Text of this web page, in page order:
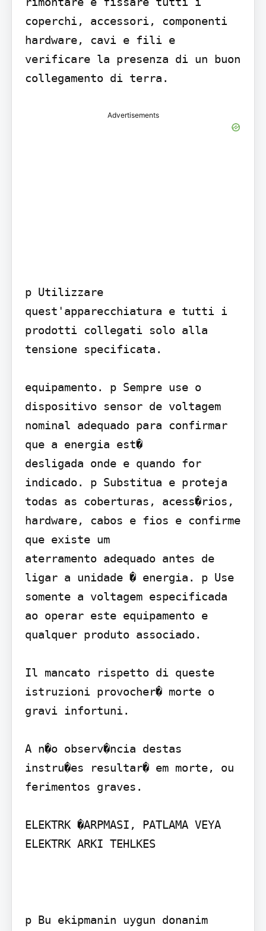
coperchi, accessori, componenti
hardware, cavi e fili e
verificare la presenza di un buon
collegamento di terra.
Advertisements
p Utilizzare
quest'apparecchiatura e tutti i
prodotti collegati solo alla
tensione specificata.
equipamento. p Sempre use o
dispositivo sensor de voltagem
nominal adequado para confirmar
que a energia est�
desligada onde e quando for
indicado. p Substitua e proteja
todas as coberturas, acess�rios,
hardware, cabos e fios e confirme
que existe um
aterramento adequado antes de
ligar a unidade � energia. p Use
somente a voltagem especificada
ao operar este equipamento e
qualquer produto associado.
Il mancato rispetto di queste
istruzioni provocher� morte o
gravi infortuni.
A n�o observ�ncia destas
instru�es resultar� em morte, ou
ferimentos graves.
ELEKTRK �ARPMASI, PATLAMA VEYA
ELEKTRK ARKI TEHLKES
p Bu ekipmanin uygun donanim